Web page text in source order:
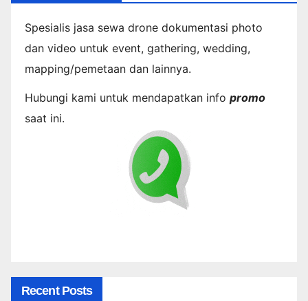
Spesialis jasa sewa drone dokumentasi photo
dan video untuk event, gathering, wedding,
mapping/pemetaan dan lainnya.
Hubungi kami untuk mendapatkan info promo
saat ini.
Recent Posts